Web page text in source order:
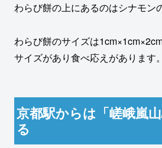
わらび餅の上にあるのはシナモン
わらび餅のサイズは
サイズがあり食べ応えがあります。
京都駅からは「嵯峨嵐
る